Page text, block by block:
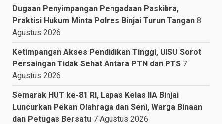
Dugaan Penyimpangan Pengadaan Paskibra,
Praktisi Hukum Minta Polres Binjai Turun Tangan 8
Agustus 2026
Ketimpangan Akses Pendidikan Tinggi, UISU Sorot
Persaingan Tidak Sehat Antara PTN dan PTS 7
Agustus 2026
Semarak HUT ke-81 RI, Lapas Kelas IIA Binjai
Luncurkan Pekan Olahraga dan Seni, Warga Binaan
dan Petugas Bersatu 7 Agustus 2026